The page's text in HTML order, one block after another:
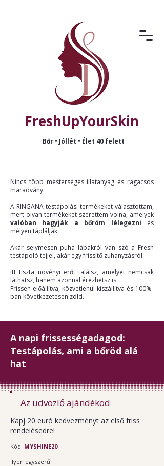
FreshUpYourSkin
Bőr • Jóllét • Élet 40 felett
Nincs több mesterséges illatanyag és ragacsos
maradvány.
A RINGANA testápolási termékeket választottam,
mert olyan termékeket szerettem volna, amelyek
valóban hagyják a bőröm lélegezni és
mélyen táplálják.
Akár selymesen puha lábakról van szó a Fresh
testápoló tejjel, akár egy frissítő zuhanyzásról.
Itt tiszta növényi erőt találsz, amelyet nemcsak
láthatsz, hanem azonnal érezhetsz is.
Frissen előállítva, közvetlenül kiszállítva és 100%-
ban következetesen zöld.
A napi frissességadagod:
Testápolás, ami a bőröd alá
hat
Az üdvözlő ajándékod
Kapj 20 euró kedvezményt az első friss
rendelésedre!
Kód: MYSHINE20
Ilyen egyszerű: